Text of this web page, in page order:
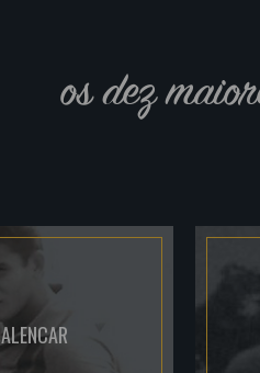
os dez
ALENCAR